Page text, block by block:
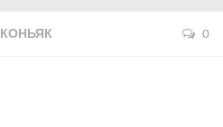
КОНЬЯК 0